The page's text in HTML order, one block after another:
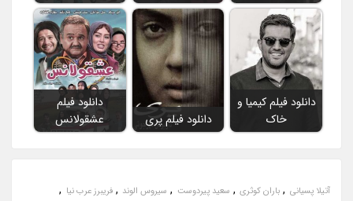
دانلود فیلم کیمیا و
خاک
دانلود فیلم پری
دانلود فیلم
عشقولانس
آتیلا پسیانی , باران کوثری , سعید پیردوست , سیروس الوند ,فریبرز عرب نیا ,